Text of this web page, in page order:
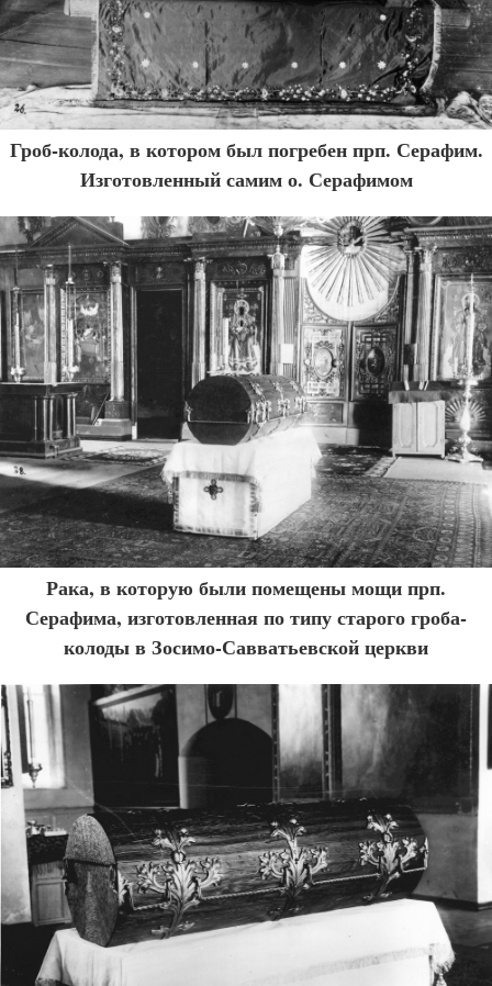
Гроб-колода, в котором был погребен прп. Серафим.
Изготовленный самим о. Серафимом
Рака, в которую были помещены мощи прп.
Серафима, изготовленная по типу старого гроба-
колоды в Зосимо-Савватьевской церкви